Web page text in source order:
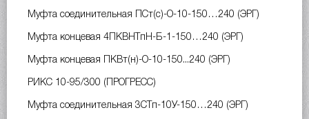
Муфта соединительная ПСт(с)-О-10-150…240 (ЭРГ)
Муфта концевая 4ПКВНТпН-Б-1-150…240 (ЭРГ)
Муфта концевая ПКВт(н)-О-10-150...240 (ЭРГ)
РИКС 10-95/300 (ПРОГРЕСС)
Муфта соединительная 3СТп-10У-150…240 (ЭРГ)